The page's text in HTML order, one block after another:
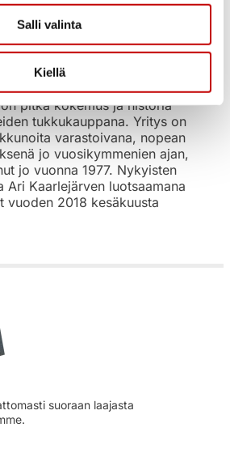
Salli valinta
Kiellä
Ercoma on Oulun kupeessa
ovien ja ikkunoiden
pitkä kokemus ja historia
tukkukauppana. Yritys on
varastoivana, nopean
jo vuosikymmenien ajan,
jo vuonna 1977. Nykyisten
Ari Kaarlejärven luotsaamana
vuoden 2018 kesäkuusta
suoraan laajasta